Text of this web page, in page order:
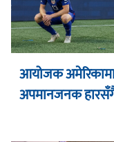
आयोजक
अपमानजनक हारसँगै